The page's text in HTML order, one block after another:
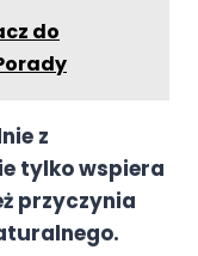
do
z
tylko wspiera
przyczynia